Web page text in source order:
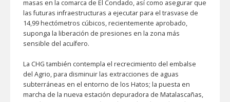
masas en la comarca de El Condado, así como asegurar que
las futuras infraestructuras a ejecutar para el trasvase de
14,99 hectómetros cúbicos, recientemente aprobado,
suponga la liberación de presiones en la zona más
sensible del acuífero.
La CHG también contempla el recrecimiento del embalse
del Agrio, para disminuir las extracciones de aguas
subterráneas en el entorno de los Hatos; la puesta en
marcha de la nueva estación depuradora de Matalascañas,